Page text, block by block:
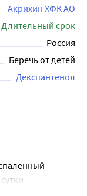
прочность
для лечения
фурункул,
Акрихин ХФК АО
Длительный срок
Россия
Беречь от детей
Декспантенол